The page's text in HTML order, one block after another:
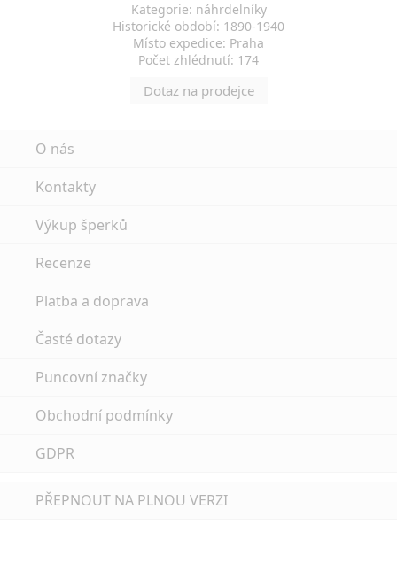
Kategorie: náhrdelníky
Historické období: 1890-1940
Místo expedice: Praha
Počet zhlédnutí: 174
Dotaz na prodejce
O nás
Kontakty
Výkup šperků
Recenze
Platba a doprava
Časté dotazy
Puncovní značky
Obchodní podmínky
GDPR
PŘEPNOUT NA PLNOU VERZI